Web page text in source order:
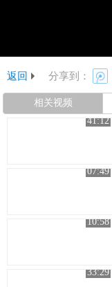
返回 分享到：
相关视频
41:12
07:49
10:58
33:29